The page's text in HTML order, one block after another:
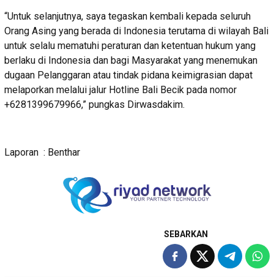
“Untuk selanjutnya, saya tegaskan kembali kepada seluruh
Orang Asing yang berada di Indonesia terutama di wilayah Bali
untuk selalu mematuhi peraturan dan ketentuan hukum yang
berlaku di Indonesia dan bagi Masyarakat yang menemukan
dugaan Pelanggaran atau tindak pidana keimigrasian dapat
melaporkan melalui jalur Hotline Bali Becik pada nomor
+6281399679966,” pungkas Dirwasdakim.
Laporan : Benthar
SEBARKAN